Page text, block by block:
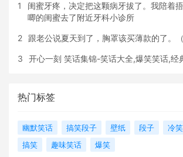
1
闺蜜牙疼，决定把这颗病牙拔了。我陪着
唧的闺蜜去了附近牙科小诊所
2 跟老公说夏天到了，胸罩该买薄款的了。
3 开心一刻 笑话集锦-笑话大全,爆笑笑话,经
热门标签
幽默笑话 搞笑段子 壁纸 段子 冷
搞笑
趣味笑话 爆笑